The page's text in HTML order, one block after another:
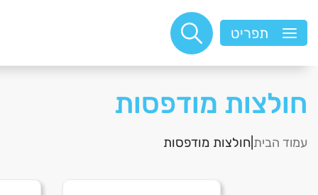
תפריט
חולצות מודפסות
עמוד הבית |חולצות מודפסות